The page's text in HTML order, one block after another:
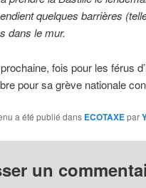
quelques barrières
dans le mur.
fois pour les férus
pour sa grève nationale
a été publié dans ECOTAXEpar
un